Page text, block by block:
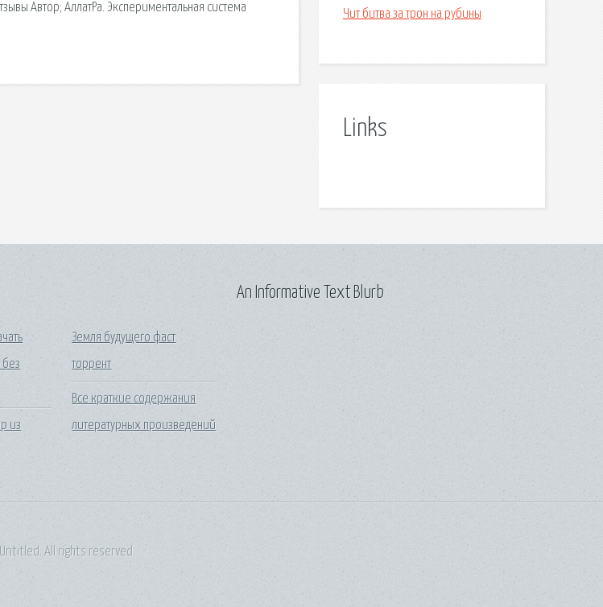
Автор; АллатРа. Экспериментальная система
Чит битва за трон на рубины
Links
без
из
Земля будущего фаст
торрент
Все краткие содержания
литературных произведений
An Informative Text Blurb
All rights reserved.